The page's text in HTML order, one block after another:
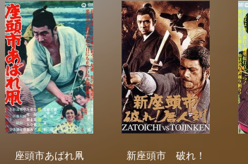
座頭市あばれ凧
新座頭市 破れ！